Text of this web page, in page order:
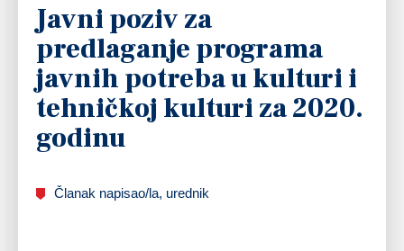
Javni poziv za
predlaganje programa
javnih potreba u kulturi i
tehničkoj kulturi za 2020.
godinu
Članak napisao/la, urednik